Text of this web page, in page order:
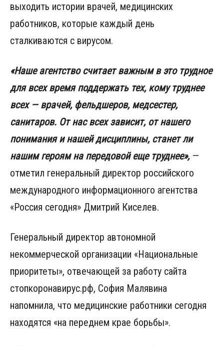
выходить истории врачей, медицинских
работников, которые каждый день
сталкиваются с вирусом.
«Наше агентство считает важным в это трудное
для всех время поддержать тех, кому труднее
всех — врачей, фельдшеров, медсестер,
санитаров. От нас всех зависит, от нашего
понимания и нашей дисциплины, станет ли
нашим героям на передовой еще труднее», —
отметил генеральный директор российского
международного информационного агентства
«Россия сегодня» Дмитрий Киселев.
Генеральный директор автономной
некоммерческой организации «Национальные
приоритеты», отвечающей за работу сайта
стопкоронавирус.рф, София Малявина
напомнила, что медицинские работники сегодня
находятся «на переднем крае борьбы».